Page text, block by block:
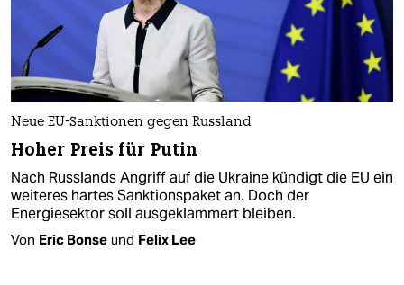
Neue EU-Sanktionen gegen Russland
Hoher Preis für Putin
Nach Russlands Angriff auf die Ukraine kündigt die EU ein
weiteres hartes Sanktionspaket an. Doch der
Energiesektor soll ausgeklammert bleiben.
Von Eric Bonse und Felix Lee